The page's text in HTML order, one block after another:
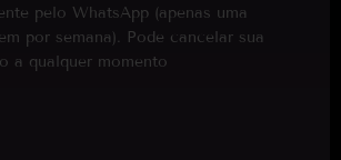
pelo WhatsApp (apenas uma
por semana). Pode cancelar sua
a qualquer momento